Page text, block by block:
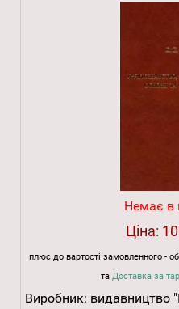
Немає в
Ціна:
плюс до вартості замовленного -
та Доставка за
Виробник: видавництво